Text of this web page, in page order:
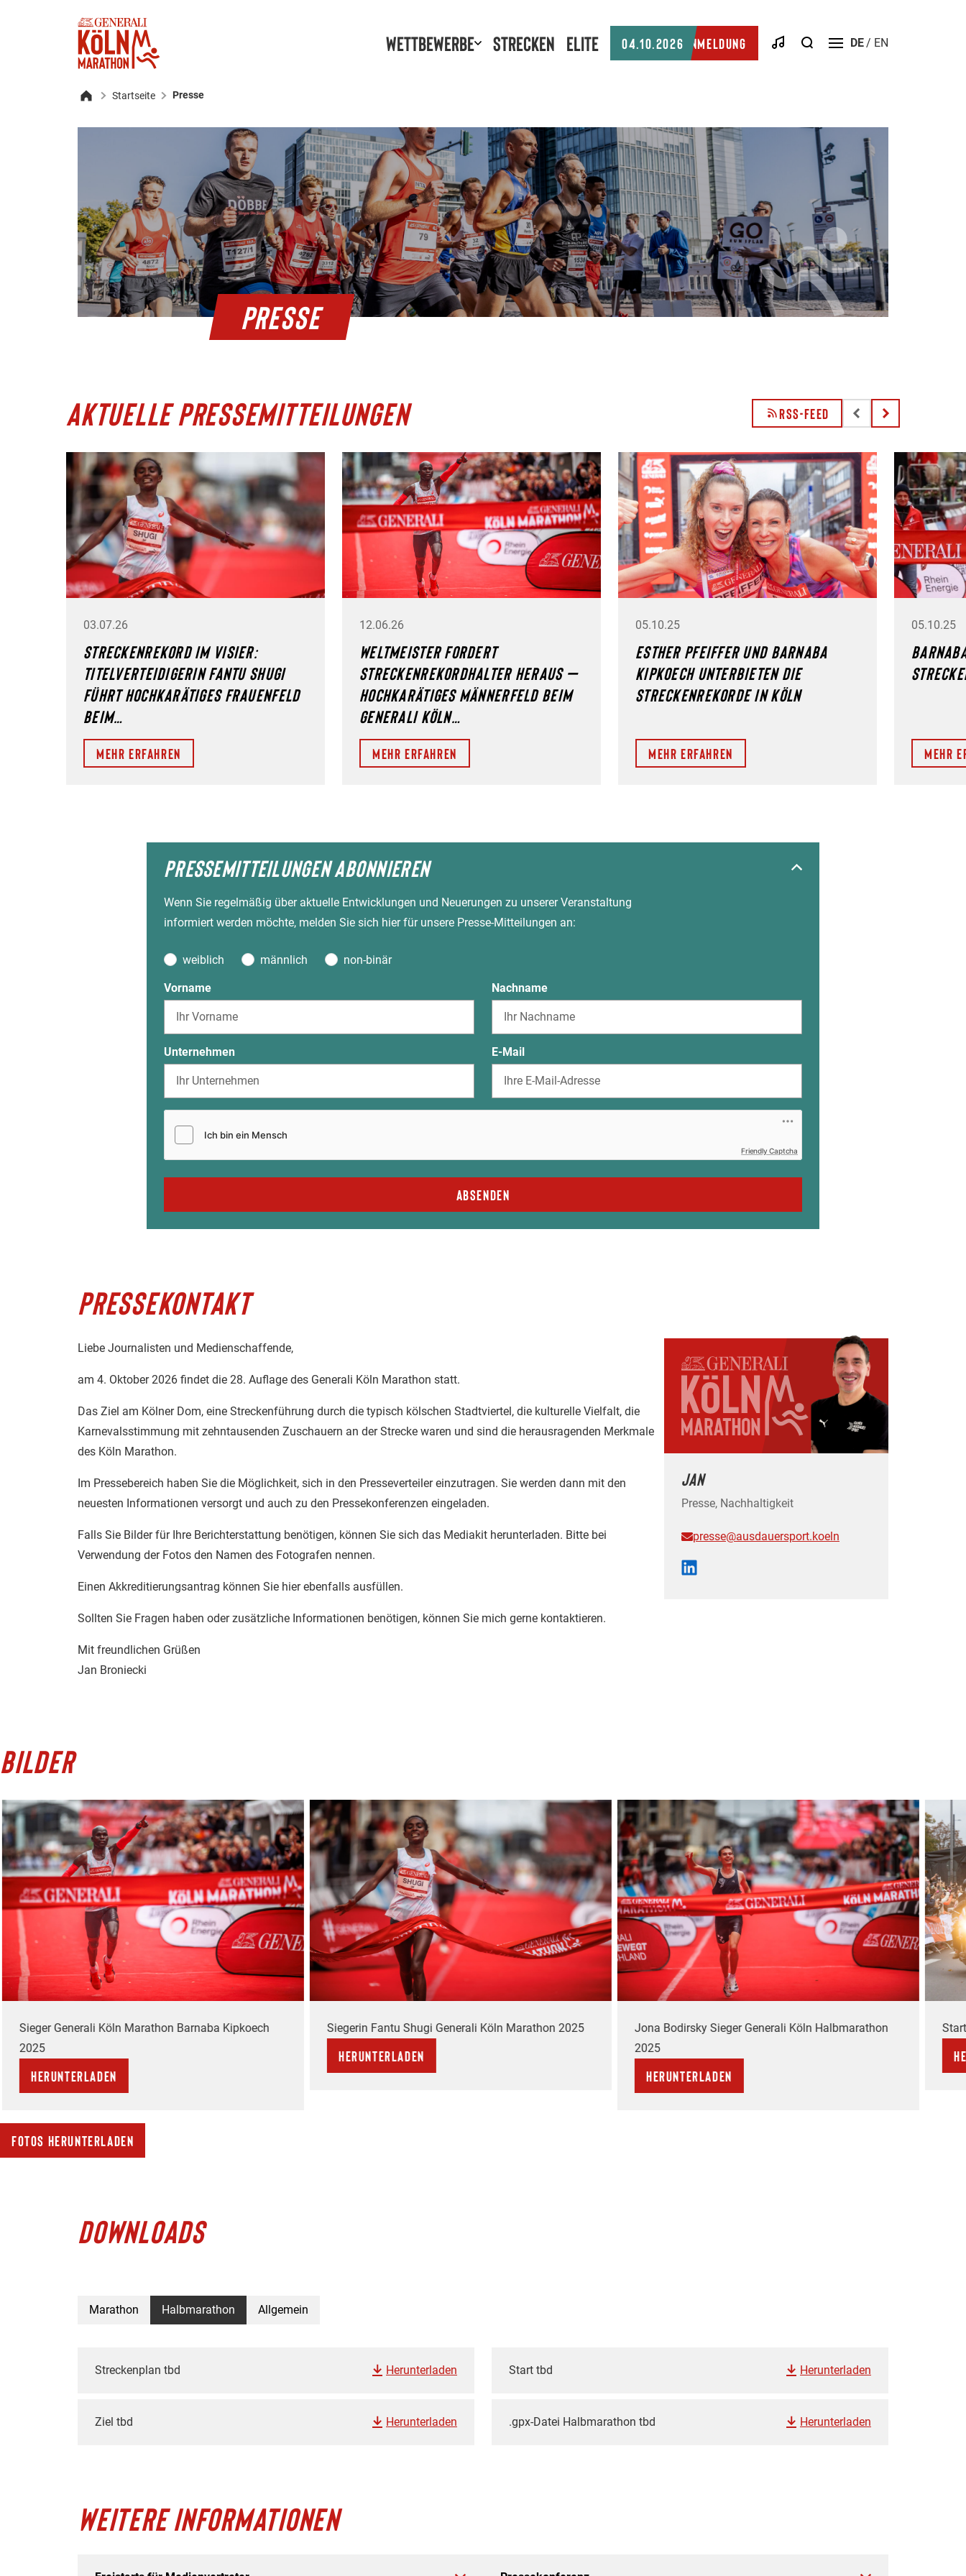
Wettbewerbe Strecken Elite 04.10.2026 Anmeldung Suche
Menü
DE EN
Startseite
Startseite Presse
PRESSE
AKTUELLE PRESSEMITTEILUNGEN RSS-FEED
03.07.26
STRECKENREKORD IM VISIER:
TITELVERTEIDIGERIN FANTU SHUGI
FÜHRT HOCHKARÄTIGES FRAUENFELD
BEIM…
Mehr erfahren
12.06.26
WELTMEISTER FORDERT
STRECKENREKORDHALTER HERAUS –
HOCHKARÄTIGES MÄNNERFELD BEIM
GENERALI KÖLN…
Mehr erfahren
05.10.25
ESTHER PFEIFFER UND BARNABA
KIPKOECH UNTERBIETEN DIE
STRECKENREKORDE IN KÖLN
Mehr erfahren
05.10.25
Mehr
PRESSEMITTEILUNGEN ABONNIEREN
Wenn Sie regelmäßig über aktuelle Entwicklungen und Neuerungen zu unserer Veranstaltung
informiert werden möchte, melden Sie sich hier für unsere Presse-Mitteilungen an:
weiblich männlich non-binär
Vorname Nachname
Unternehmen E-Mail
Friendly Captcha
Absenden
PRESSEKONTAKT
Liebe Journalisten und Medienschaffende,
am 4. Oktober 2026 findet die 28. Auflage des Generali Köln Marathon statt.
Das Ziel am Kölner Dom, eine Streckenführung durch die typisch kölschen Stadtviertel, die kulturelle Vielfalt, die
Karnevalsstimmung mit zehntausenden Zuschauern an der Strecke waren und sind die herausragenden Merkmale
des Köln Marathon.
Im Pressebereich haben Sie die Möglichkeit, sich in den Presseverteiler einzutragen. Sie werden dann mit den
neuesten Informationen versorgt und auch zu den Pressekonferenzen eingeladen.
Falls Sie Bilder für Ihre Berichterstattung benötigen, können Sie sich das Mediakit herunterladen. Bitte bei
Verwendung der Fotos den Namen des Fotografen nennen.
Einen Akkreditierungsantrag können Sie hier ebenfalls ausfüllen.
Sollten Sie Fragen haben oder zusätzliche Informationen benötigen, können Sie mich gerne kontaktieren.
Mit freundlichen Grüßen
Jan Broniecki
JAN
Presse, Nachhaltigkeit
presse@ausdauersport.koeln
BILDER
Sieger Generali Köln Marathon Barnaba Kipkoech
2025
Herunterladen
Siegerin Fantu Shugi Generali Köln Marathon 2025
Herunterladen
Jona Bodirsky Sieger Generali Köln Halbmarathon
2025
Herunterladen
Fotos herunterladen
DOWNLOADS
Marathon Halbmarathon Allgemein
Streckenplan tbd Herunterladen Start tbd Herunterladen
Ziel tbd Herunterladen .gpx-Datei Halbmarathon tbd Herunterladen
WEITERE INFORMATIONEN